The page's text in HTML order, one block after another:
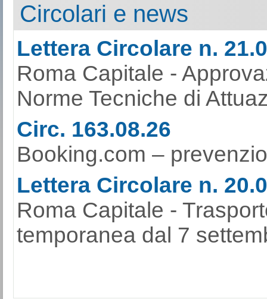
Circolari e news
Lettera Circolare n.
Roma Capitale -
Norme Tecniche di
Circ. 163.08.26
Booking.com –
Lettera Circolare n.
Roma Capitale -
temporanea dal 7